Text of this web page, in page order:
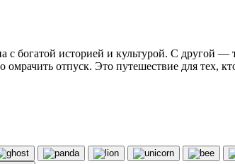
богатой историей и культурой. С другой —
отпуск. Это путешествие для тех,